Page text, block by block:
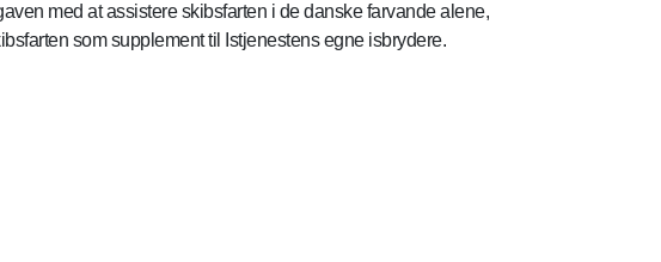
med at assistere skibsfarten i de danske farvande alene,
som supplement til Istjenestens egne isbrydere.